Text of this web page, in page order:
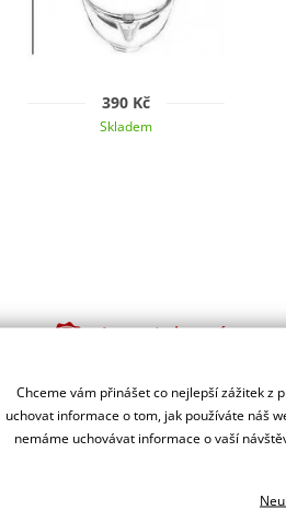
390 Kč
Skladem
Jsme autorizovaný
CASSIDA
Chceme vám přinášet co nejlepší zážitek z
uchovat informace o tom, jak používáte náš
nemáme uchovávat informace o vaší